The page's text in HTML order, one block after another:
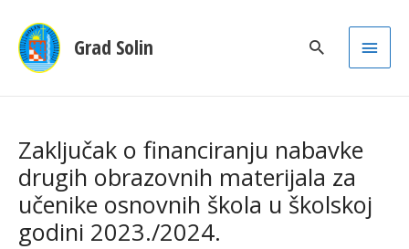
Grad Solin
Main
Zaključak o financiranju nabavke
drugih obrazovnih materijala za
učenike osnovnih škola u školskoj
godini 2023./2024.